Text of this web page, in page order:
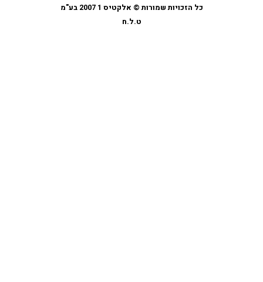
כל הזכויות שמורות © אלקטיס 1 2007 בע"מ